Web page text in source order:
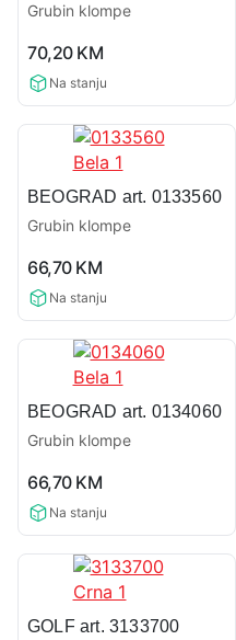
Grubin klompe
rating
70,20 KM
Na stanju
BEOGRAD art. 0133560
Grubin klompe
rating
66,70 KM
Na stanju
BEOGRAD art. 0134060
Grubin klompe
rating
66,70 KM
Na stanju
GOLF art. 3133700